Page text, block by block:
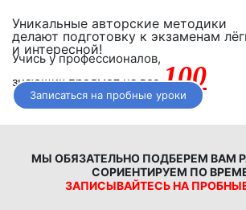
Уникальные авторские методики
делают подготовку к экзаменам
и интересной!
Учись у профессионалов,
знающих предмет на все100
Записаться на пробные уроки
МЫ ОБЯЗАТЕЛЬНО ПОДБЕРЕМ ВАМ
СОРИЕНТИРУЕМ ПО
ЗАПИСЫВАЙТЕСЬ НА